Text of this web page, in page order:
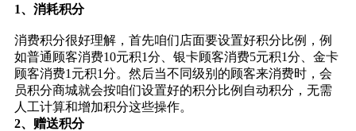
1、消耗积分
消费积分很好理解，首先咱们店面要设置好积分比例，例
如普通顾客消费10元积1分、银卡顾客消费5元积1分、金卡
顾客消费1元积1分。然后当不同级别的顾客来消费时，会
员积分商城就会按咱们设置好的积分比例自动积分，无需
人工计算和增加积分这些操作。
2、赠送积分